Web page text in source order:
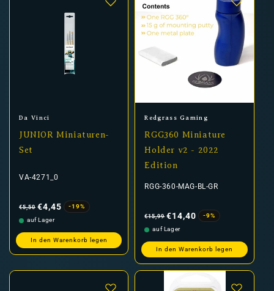
Anbieter:
Da Vinci
JUNIOR Miniaturen-
Set
VA-4271_0
Preis
€5,50 €4,45
-19%
auf Lager
In den Warenkorb legen
Anbieter:
Redgrass Gaming
RGG360 Miniature
Holder v2 - 2022
Edition
RGG-360-MAG-BL-GR
Preis
€15,99 €14,40
-9%
auf Lager
In den Warenkorb legen